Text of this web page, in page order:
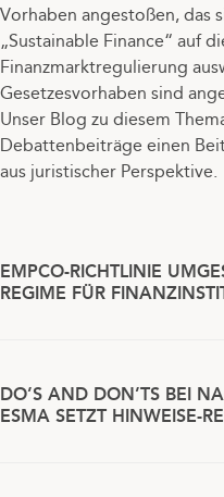
Vorhaben angestoßen, das
„Sustainable Finance“ auf
Finanzmarktregulierung
Gesetzesvorhaben sind
Unser Blog zu diesem
Debattenbeiträge einen
aus juristischer Perspektive.
EMPCO-RICHTLINIE
REGIME FÜR
DO’S AND DON’TS BEI
ESMA SETZT HINWEISE-